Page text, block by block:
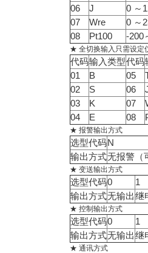
06
J
0 ～
07
Wre
0 ～
08
Pt100 -200
★ 全切换输入只需设定
代码输入类型代码
01
B 05
02
S 06
03
K 07
04
E 08
★ 报警输出方式
选型代码N
输出方式无报警（
★ 变送输出方式
选型代码0
1
输出方式无输出继
★ 控制输出方式
选型代码0
1
输出方式无输出继
★ 通讯方式